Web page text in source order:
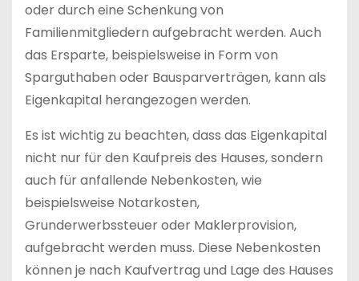
oder durch eine Schenkung von
Familienmitgliedern aufgebracht werden. Auch
das Ersparte, beispielsweise in Form von
Sparguthaben oder Bausparverträgen, kann als
Eigenkapital herangezogen werden.
Es ist wichtig zu beachten, dass das Eigenkapital
nicht nur für den Kaufpreis des Hauses, sondern
auch für anfallende Nebenkosten, wie
beispielsweise Notarkosten,
Grunderwerbssteuer oder Maklerprovision,
aufgebracht werden muss. Diese Nebenkosten
können je nach Kaufvertrag und Lage des Hauses